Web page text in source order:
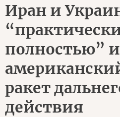
Иран и
полностью”
ракет
действия